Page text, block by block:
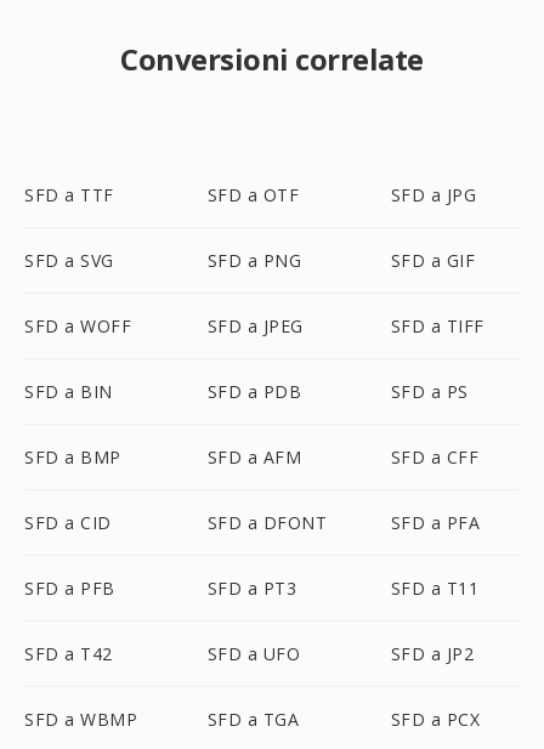
Conversioni correlate
SFD a TTF SFD a OTF SFD a JPG
SFD a SVG SFD a PNG SFD a GIF
SFD a WOFF SFD a JPEG SFD a TIFF
SFD a BIN SFD a PDB SFD a PS
SFD a BMP SFD a AFM SFD a CFF
SFD a CID SFD a DFONT SFD a PFA
SFD a PFB SFD a PT3 SFD a T11
SFD a T42 SFD a UFO SFD a JP2
SFD a WBMP SFD a TGA SFD a PCX